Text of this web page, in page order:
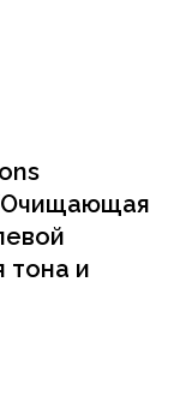
Очищающая
тона и